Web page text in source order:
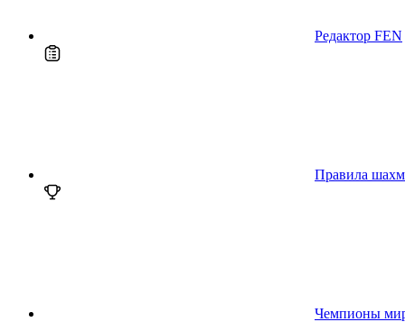
Редактор FEN
Правила
Чемпионы